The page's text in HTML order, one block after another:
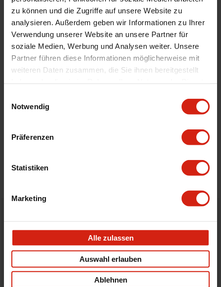
zu können und die Zugriffe auf unsere Website zu
analysieren. Außerdem geben wir Informationen zu Ihrer
Verwendung unserer Website an unsere Partner für
soziale Medien, Werbung und Analysen weiter. Unsere
Partner führen diese Informationen möglicherweise mit
weiteren Daten zusammen, die Sie ihnen bereitgestellt
Notwendig
Präferenzen
Statistiken
Marketing
Alle zulassen
Auswahl erlauben
Ablehnen
Automodell Name
Civic,Del Sol,Integra
Universal
Nein
Technische Daten
Including Rad brackets, EG or EK
STELLE EINE FRAGE
verschickt am selben Tag
Nicht zufrieden?
Du hast immer eine 14-tägige Rückgabefrist um deine
Bestellung zurück zu geben.